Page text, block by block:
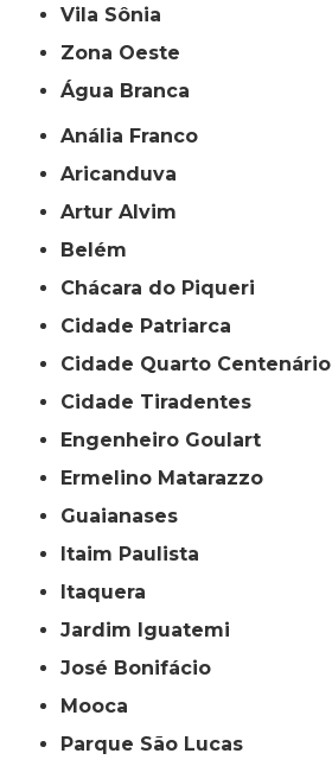
Vila Sônia
Zona Oeste
Água Branca
Anália Franco
Aricanduva
Artur Alvim
Belém
Chácara do Piqueri
Cidade Patriarca
Cidade Quarto Centenário
Cidade Tiradentes
Engenheiro Goulart
Ermelino Matarazzo
Guaianases
Itaim Paulista
Itaquera
Jardim Iguatemi
José Bonifácio
Mooca
Parque São Lucas